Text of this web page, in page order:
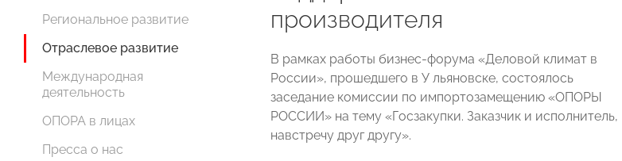
Региональное развитие
Отраслевое развитие
Международная
деятельность
ОПОРА в лицах
Пресса о нас
производителя
В рамках работы бизнес-форума «Деловой климат в
России», прошедшего в У льяновске, состоялось
заседание комиссии по импортозамещению «ОПОРЫ
РОССИИ» на тему «Госзакупки. Заказчик и исполнитель,
навстречу друг другу».